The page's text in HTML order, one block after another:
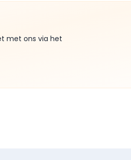
met ons via het